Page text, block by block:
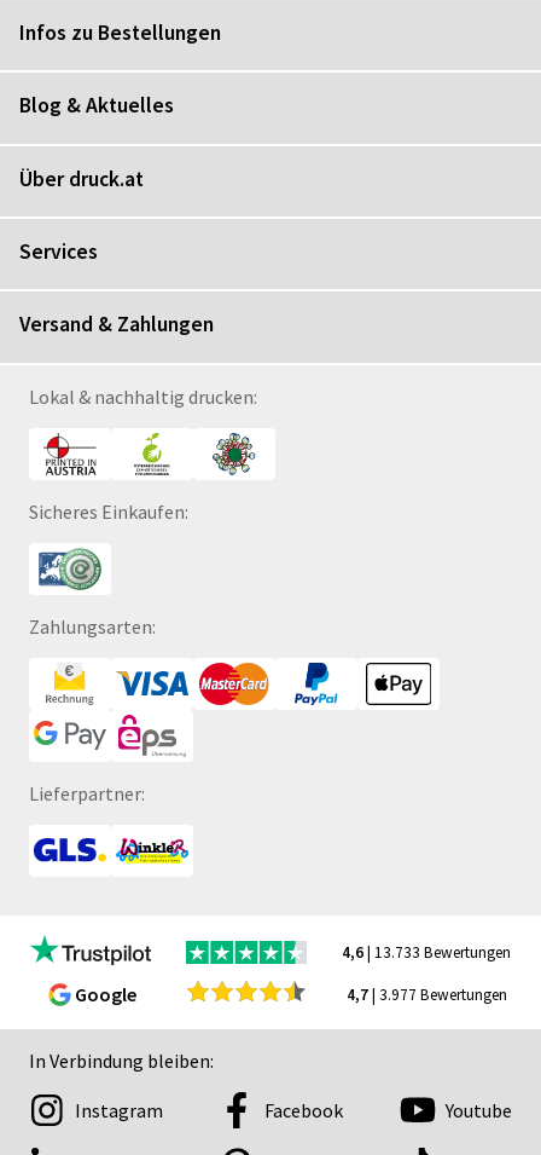
Infos zu Bestellungen
Blog & Aktuelles
Über druck.at
Services
Versand & Zahlungen
Lokal & nachhaltig drucken:
Sicheres Einkaufen:
Zahlungsarten:
Lieferpartner:
4,6| 13.733 Bewertungen
Google 4,7| 3.977 Bewertungen
In Verbindung bleiben:
Instagram Facebook Youtube